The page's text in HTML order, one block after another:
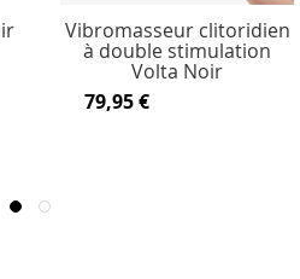
Vibromasseur clitoridien
à double stimulation
Volta Noir
79,95 €